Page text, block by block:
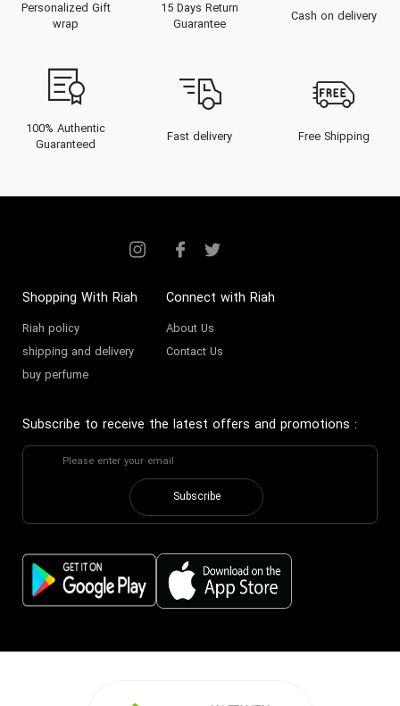
Personalized Gift
wrap
15 Days Return
Guarantee
Cash on delivery
100% Authentic
Guaranteed
Fast delivery Free Shipping
Shopping With Riah
Riah policy
shipping and delivery
buy perfume
Connect with Riah
About Us
Contact Us
Subscribe to receive the latest offers and promotions :
Subscribe